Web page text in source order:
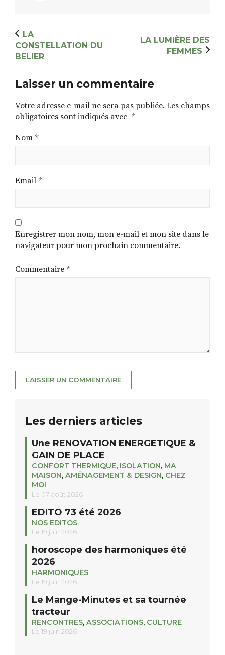
LA
CONSTELLATION DU
BELIER
LA LUMIÈRE DES
FEMMES
Laisser un commentaire
Votre adresse e-mail ne sera pas publiée. Les champs
obligatoires sont indiqués avec *
Nom *
Email *
Enregistrer mon nom, mon e-mail et mon site dans le
navigateur pour mon prochain commentaire.
Commentaire *
Les derniers articles
Une RENOVATION ENERGETIQUE &
GAIN DE PLACE
CONFORT THERMIQUE, ISOLATION, MA
MAISON, AMÉNAGEMENT & DESIGN, CHEZ
MOI
Le 07 août 2026
EDITO 73 été 2026
NOS EDITOS
Le 19 juin 2026
horoscope des harmoniques été
2026
HARMONIQUES
Le 19 juin 2026
Le Mange-Minutes et sa tournée
tracteur
RENCONTRES, ASSOCIATIONS, CULTURE
Le 19 juin 2026